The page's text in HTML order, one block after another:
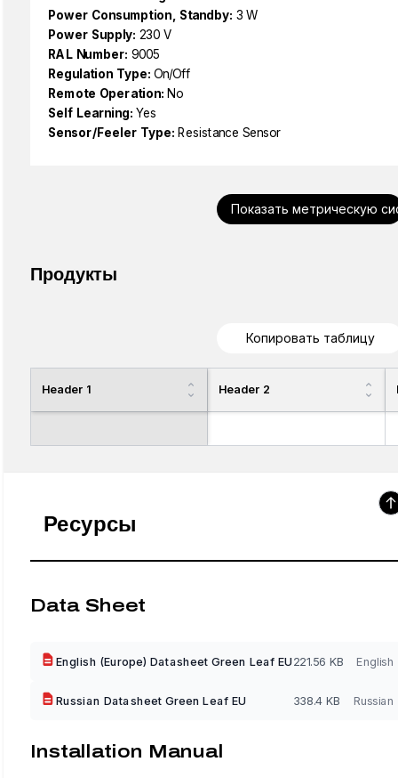
Power Consumption, Standby: 3 W
Power Supply: 230 V
RAL Number: 9005
Regulation Type: On/Off
Remote Operation: No
Self Learning: Yes
Sensor/Feeler Type: Resistance Sensor
Показать метрическую
Продукты
Копировать таблицу
Header 1 Header 2
Ресурсы
Data Sheet
English (Europe) Datasheet Green Leaf EU221.56 KB English
Russian Datasheet Green Leaf EU 338.4 KB Russian
Installation Manual